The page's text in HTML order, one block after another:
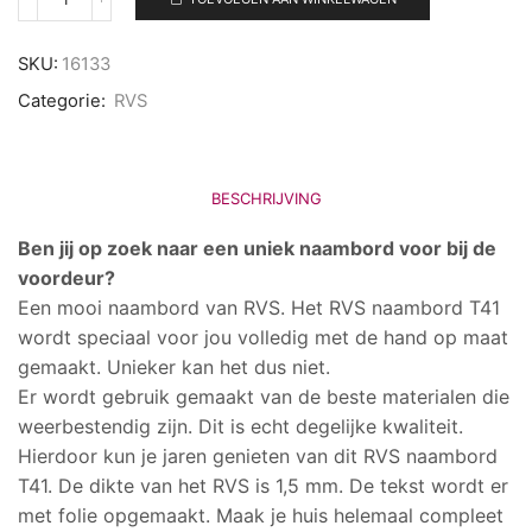
RVS
aantal
SKU: 16133
Categorie: RVS
BESCHRIJVING
Ben jij op zoek naar een uniek naambord voor bij de
voordeur?
Een mooi naambord van RVS. Het RVS naambord T41
wordt speciaal voor jou volledig met de hand op maat
gemaakt. Unieker kan het dus niet.
Er wordt gebruik gemaakt van de beste materialen die
weerbestendig zijn. Dit is echt degelijke kwaliteit.
Hierdoor kun je jaren genieten van dit RVS naambord
T41. De dikte van het RVS is 1,5 mm. De tekst wordt er
met folie opgemaakt. Maak je huis helemaal compleet